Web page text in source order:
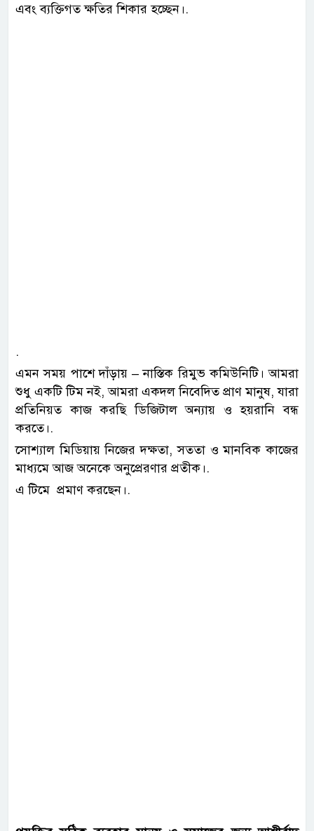
এবং ব্যক্তিগত ক্ষতির শিকার হচ্ছেন।.
‎.
‎এমন সময় পাশে দাঁড়ায় – নাস্তিক রিমুভ কমিউনিটি। ‎আমরা
শুধু একটি টিম নই, আমরা একদল নিবেদিত প্রাণ মানুষ, যারা
প্রতিনিয়ত কাজ করছি ডিজিটাল অন্যায় ও হয়রানি বন্ধ
করতে।.
‎সোশ্যাল মিডিয়ায় নিজের দক্ষতা, সততা ও মানবিক কাজের
মাধ্যমে আজ অনেকে অনুপ্রেরণার প্রতীক।.
এ টিমে প্রমাণ করছেন।.